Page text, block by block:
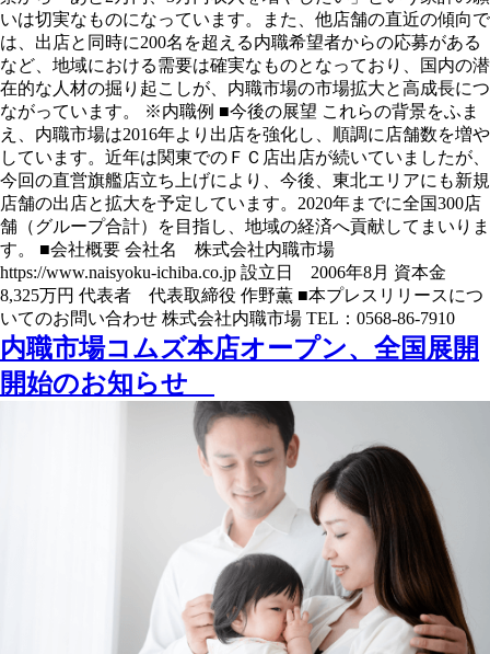
いは切実なものになっています。また、他店舗の直近の傾向で
は、出店と同時に200名を超える内職希望者からの応募がある
など、地域における需要は確実なものとなっており、国内の潜
在的な人材の掘り起こしが、内職市場の市場拡大と高成長につ
ながっています。 ※内職例 ■今後の展望 これらの背景をふま
え、内職市場は2016年より出店を強化し、順調に店舗数を増や
しています。近年は関東でのＦＣ店出店が続いていましたが、
今回の直営旗艦店立ち上げにより、今後、東北エリアにも新規
店舗の出店と拡大を予定しています。2020年までに全国300店
舗（グループ合計）を目指し、地域の経済へ貢献してまいりま
す。 ■会社概要 会社名 株式会社内職市場
https://www.naisyoku-ichiba.co.jp 設立日 2006年8月 資本金
8,325万円 代表者 代表取締役 作野薫 ■本プレスリリースにつ
いてのお問い合わせ 株式会社内職市場 TEL：0568-86-7910
内職市場コムズ本店オープン、全国展開
開始のお知らせ